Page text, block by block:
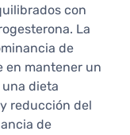
con
La
de
en mantener un
dieta
reducción del
de